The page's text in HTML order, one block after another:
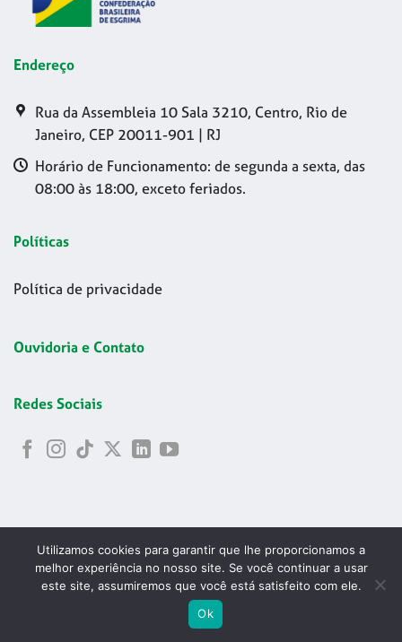
Endereço
Rua da Assembleia 10 Sala 3210, Centro, Rio de
Janeiro, CEP 20011-901 | RJ
Horário de Funcionamento: de segunda a sexta, das
08:00 às 18:00, exceto feriados.
Políticas
Política de privacidade
Ouvidoria e Contato
Redes Sociais
Copyright 2026 © Codelapa | 2024 Confederação Brasileira de
Esgrima - CNPJ 42.178.699/0001-24
Utilizamos cookies para garantir que lhe proporcionamos a
melhor experiência no nosso site. Se você continuar a usar
este site, assumiremos que você está satisfeito com ele.
Ok